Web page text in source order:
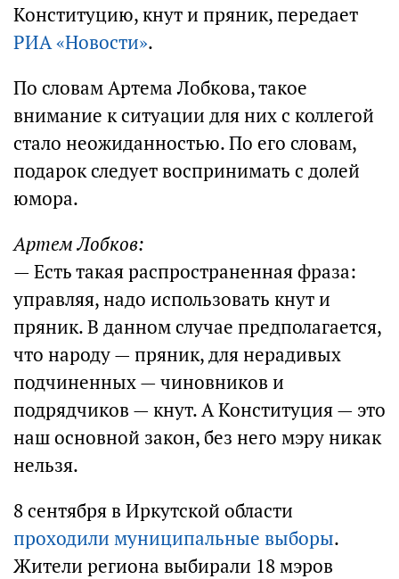
Конституцию, кнут и пряник, передает
РИА «Новости».
По словам Артема Лобкова, такое
внимание к ситуации для них с коллегой
стало неожиданностью. По его словам,
подарок следует воспринимать с долей
юмора.
Артем Лобков:
— Есть такая распространенная фраза:
управляя, надо использовать кнут и
пряник. В данном случае предполагается,
что народу — пряник, для нерадивых
подчиненных — чиновников и
подрядчиков — кнут. А Конституция — это
наш основной закон, без него мэру никак
нельзя.
8 сентября в Иркутской области
проходили муниципальные выборы.
Жители региона выбирали 18 мэров